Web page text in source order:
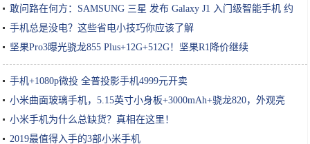
敢问路在何方：SAMSUNG 三星 发布 Galaxy J1 入门级智能手机 约
895元
手机总是没电？这些省电小技巧你应该了解
坚果Pro3曝光骁龙855 Plus+12G+512G！坚果R1降价继续
手机+1080p微投 全普投影手机4999元开卖
小米曲面玻璃手机，5.15英寸小身板+3000mAh+骁龙820，外观亮
眼！
小米手机为什么总缺货？真相在这里！
2019最值得入手的3部小米手机